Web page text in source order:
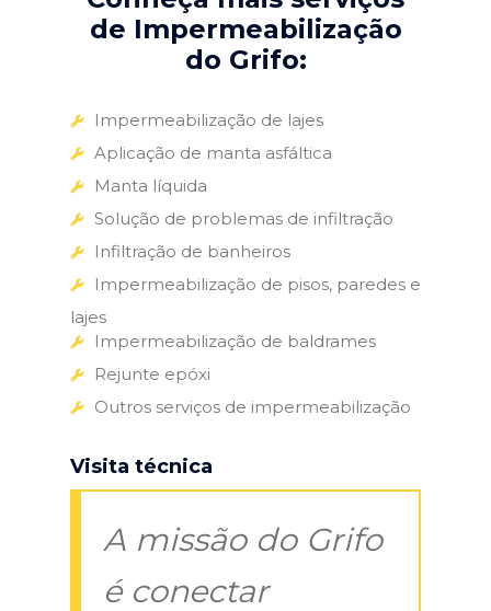
de Impermeabilização
do Grifo:
Impermeabilização de lajes
Aplicação de manta asfáltica
Manta líquida
Solução de problemas de infiltração
Infiltração de banheiros
Impermeabilização de pisos, paredes e
lajes
Impermeabilização de baldrames
Rejunte epóxi
Outros serviços de impermeabilização
Visita técnica
A missão do Grifo
é conectar